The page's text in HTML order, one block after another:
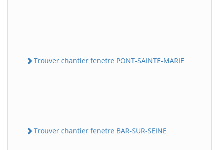
Trouver chantier fenetre PONT-SAINTE-MARIE
Trouver chantier fenetre BAR-SUR-SEINE